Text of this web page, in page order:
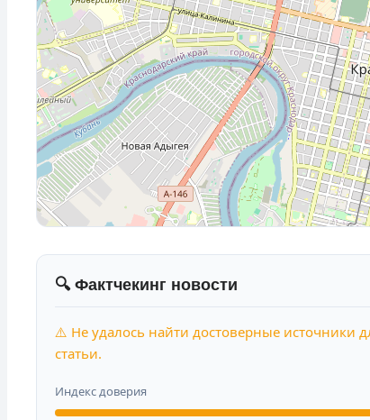
🔍 Фактчекинг новости
⚠️ Не удалось найти достоверные источники
статьи.
Индекс доверия